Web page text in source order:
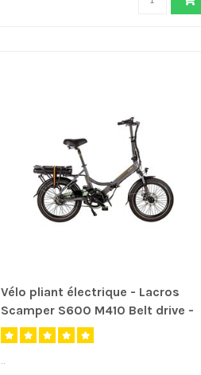
Vélo pliant électrique - Lacros
Scamper S600 M410 Belt drive -
Noir Mat
..